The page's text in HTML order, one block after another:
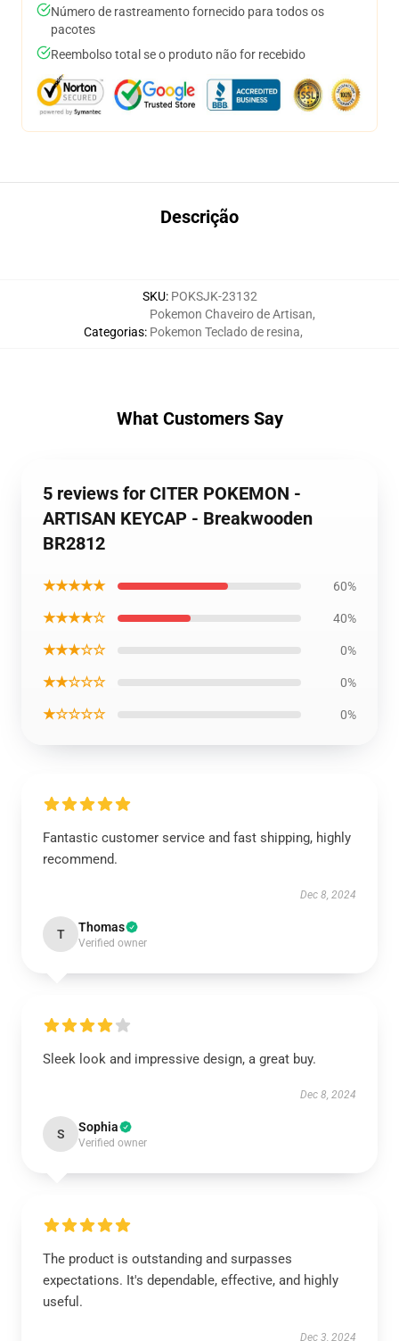
Número de rastreamento fornecido para todos os
pacotes
Reembolso total se o produto não for recebido
Descrição
SKU: POKSJK-23132
Categorias:
Pokemon Chaveiro de Artisan,
Pokemon Teclado de resina,
What Customers Say
5 reviews for CITER POKEMON -
ARTISAN KEYCAP - Breakwooden
BR2812
★★★★★ 60%
★★★★☆ 40%
★★★☆☆ 0%
★★☆☆☆ 0%
★☆☆☆☆ 0%
Fantastic customer service and fast shipping, highly
recommend.
Dec 8, 2024
T Thomas
Verified owner
Sleek look and impressive design, a great buy.
Dec 8, 2024
S Sophia
Verified owner
The product is outstanding and surpasses
expectations. It's dependable, effective, and highly
useful.
Dec 3, 2024